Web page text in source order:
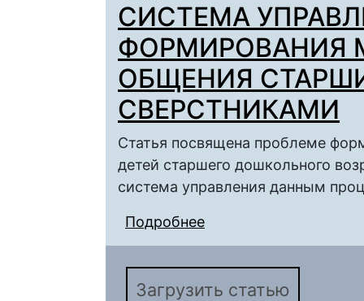
формирование,
СИСТЕМА
ФОРМИРОВАНИЯ
ОБЩЕНИЯ
СВЕРСТНИКАМИ
Статья посвящена проблеме
детей старшего дошкольного
система управления данным
Подробнее
МЕЖЛИЧНОСТНОГО
СВЕРСТНИКАМИ
Загрузить статью